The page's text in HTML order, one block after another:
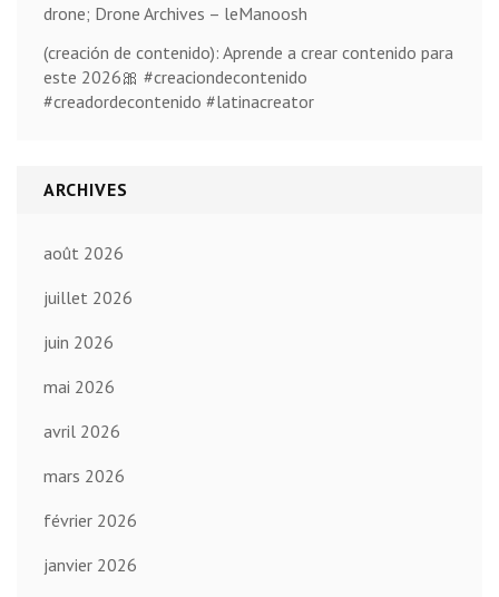
drone; Drone Archives – leManoosh
(creación de contenido): Aprende a crear contenido para
este 2026🎀 #creaciondecontenido
#creadordecontenido #latinacreator
ARCHIVES
août 2026
juillet 2026
juin 2026
mai 2026
avril 2026
mars 2026
février 2026
janvier 2026